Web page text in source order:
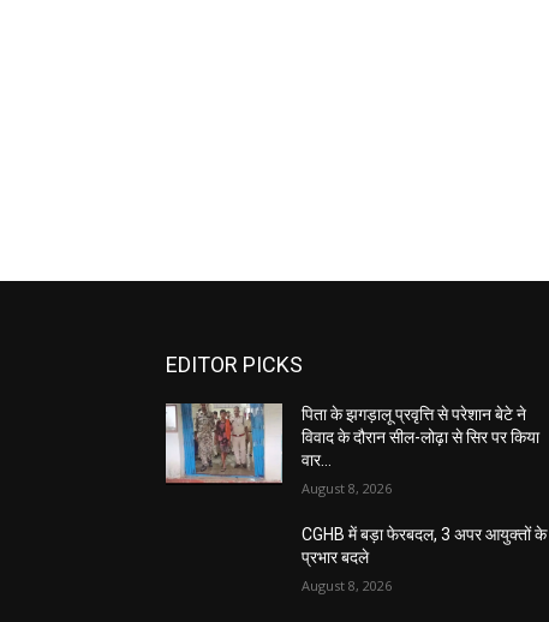
EDITOR PICKS
पिता के झगड़ालू प्रवृत्ति से परेशान बेटे ने
विवाद के दौरान सील-लोढ़ा से सिर पर किया
वार…
August 8, 2026
CGHB में बड़ा फेरबदल, 3 अपर आयुक्तों के
प्रभार बदले
August 8, 2026